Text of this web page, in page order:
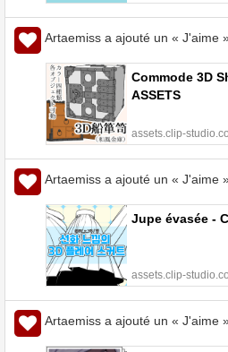
Artaemiss a ajouté un « J'aime
Commode 3D
ASSETS
assets.clip-
Artaemiss a ajouté un « J'aime
Jupe évasée -
assets.clip-
Artaemiss a ajouté un « J'aime